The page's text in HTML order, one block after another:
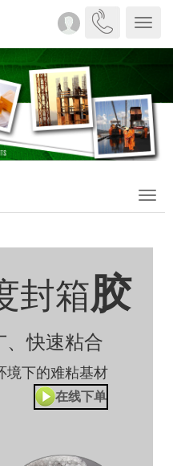
下
封箱胶
、快速粘合
境下的难粘基材
在线下单